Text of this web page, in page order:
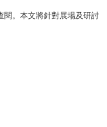
閱。本文將針對展場及研討